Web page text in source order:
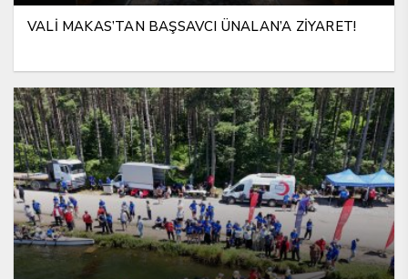
VALİ MAKAS’TAN BAŞSAVCI ÜNALAN’A ZİYARET!